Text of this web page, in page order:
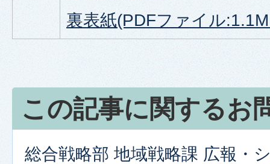
裏表紙(PDFファイル
この記事に関するお
総合戦略部 地域戦略課 広報・